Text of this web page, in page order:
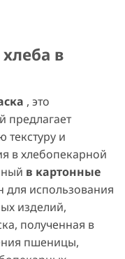
в
, это
предлагает
текстуру и
в хлебопекарной
в картонные
для использования
изделий,
полученная в
пшеницы,